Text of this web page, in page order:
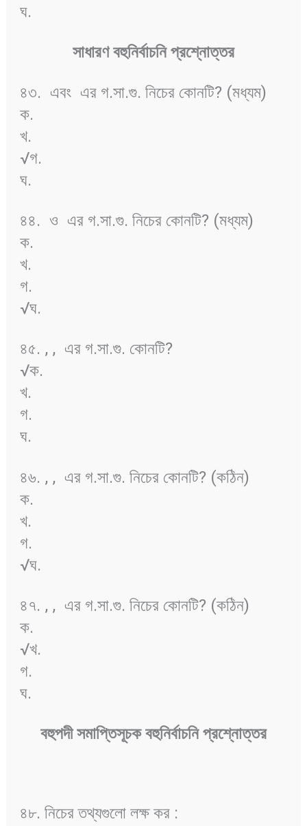
ঘ.
সাধারণ বহুনির্বাচনি প্রশ্নোত্তর
৪৩. এবং এর গ.সা.গু. নিচের কোনটি? (মধ্যম)
ক.
খ.
√গ.
ঘ.
৪৪. ও এর গ.সা.গু. নিচের কোনটি? (মধ্যম)
ক.
খ.
গ.
√ঘ.
৪৫. , , এর গ.সা.গু. কোনটি?
√ক.
খ.
গ.
ঘ.
৪৬. , , এর গ.সা.গু. নিচের কোনটি? (কঠিন)
ক.
খ.
গ.
√ঘ.
৪৭. , , এর গ.সা.গু. নিচের কোনটি? (কঠিন)
ক.
√খ.
গ.
ঘ.
বহুপদী সমাপ্তিসূচক বহুনির্বাচনি প্রশ্নোত্তর
৪৮. নিচের তথ্যগুলো লক্ষ কর :